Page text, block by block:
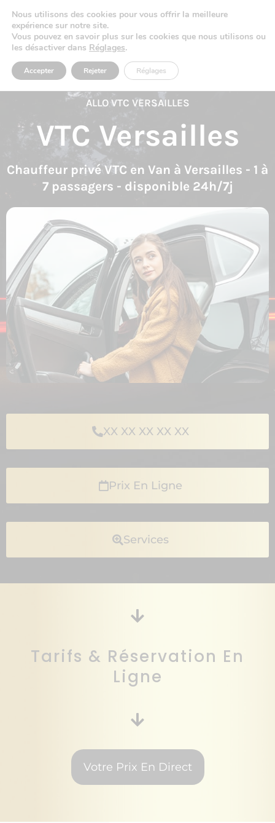
ALLO VTC VERSAILLES
VTC Versailles
Chauffeur privé VTC en Van à Versailles - 1 à
7 passagers - disponible 24h/7j
XX XX XX XX XX
Prix En Ligne
Services
Tarifs & Réservation En
Ligne
Votre Prix En Direct
Nous utilisons des cookies pour vous offrir la meilleure
expérience sur notre site.
Vous pouvez en savoir plus sur les cookies que nous utilisons ou
les désactiver dans Réglages.
Accepter Rejeter Réglages